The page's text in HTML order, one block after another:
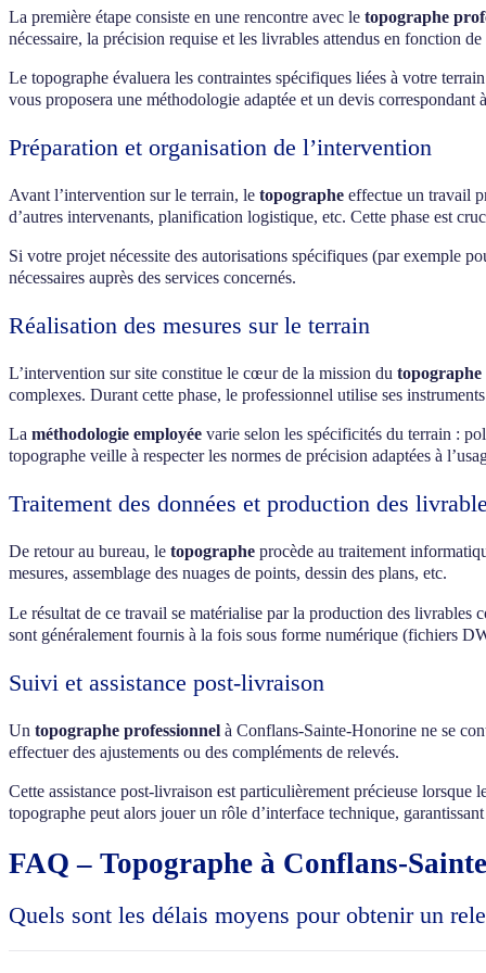
La première étape consiste en une rencontre avec le topographe
nécessaire, la précision requise et les livrables attendus en fonction
Le topographe évaluera les contraintes spécifiques liées à votre
vous proposera une méthodologie adaptée et un devis correspondant
Préparation et organisation de l’intervention
Avant l’intervention sur le terrain, le topographe effectue un travail
d’autres intervenants, planification logistique, etc. Cette phase est
Si votre projet nécessite des autorisations spécifiques (par exemple
nécessaires auprès des services concernés.
Réalisation des mesures sur le terrain
L’intervention sur site constitue le cœur de la mission du topographe
complexes. Durant cette phase, le professionnel utilise ses
La méthodologie employée varie selon les spécificités du terrain :
topographe veille à respecter les normes de précision adaptées à
Traitement des données et production des
De retour au bureau, le topographe procède au traitement
mesures, assemblage des nuages de points, dessin des plans, etc.
Le résultat de ce travail se matérialise par la production des livrables
sont généralement fournis à la fois sous forme numérique (fichiers
Suivi et assistance post-livraison
Un topographe professionnel à Conflans-Sainte-Honorine ne se
effectuer des ajustements ou des compléments de relevés.
Cette assistance post-livraison est particulièrement précieuse
topographe peut alors jouer un rôle d’interface technique,
FAQ – Topographe à Conflans-
Quels sont les délais moyens pour obtenir un